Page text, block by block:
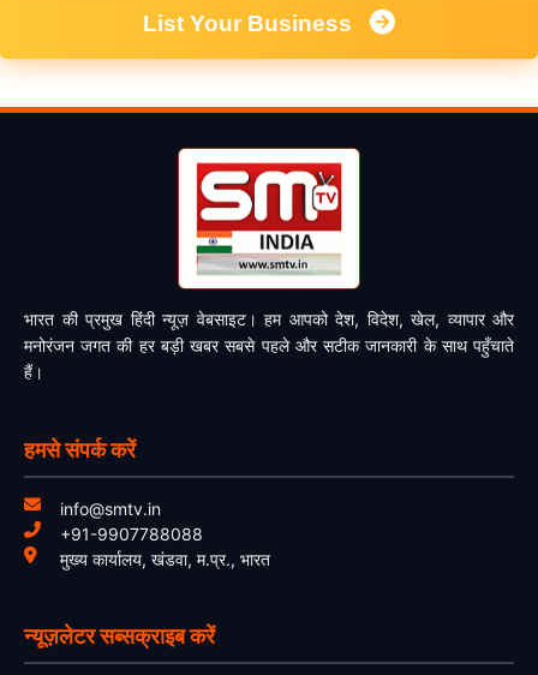
List Your Business
भारत की प्रमुख हिंदी न्यूज़ वेबसाइट। हम आपको देश, विदेश, खेल, व्यापार और
मनोरंजन जगत की हर बड़ी खबर सबसे पहले और सटीक जानकारी के साथ पहुँचाते
हैं।
हमसे संपर्क करें
info@smtv.in
+91-9907788088
मुख्य कार्यालय, खंडवा, म.प्र., भारत
न्यूज़लेटर सब्सक्राइब करें